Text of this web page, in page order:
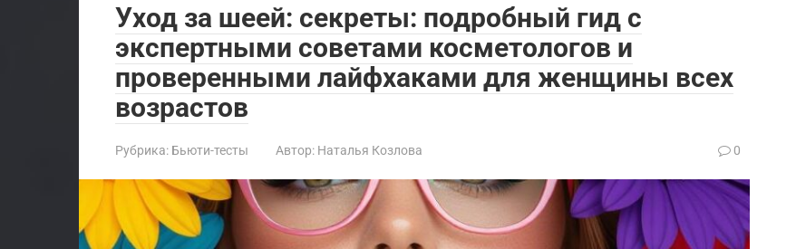
Уход за шеей: секреты: подробный гид с
экспертными советами косметологов и
проверенными лайфхаками для женщины всех
возрастов
Рубрика: Бьюти-тесты Автор: Наталья Козлова 0